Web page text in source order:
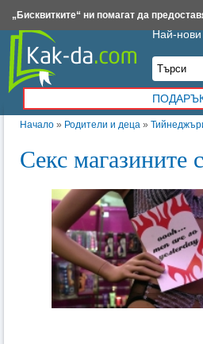
Начало » Родители и деца »
Секс магазините
Най-нови
Insert.bg
„Бисквитките“ ни помагат да